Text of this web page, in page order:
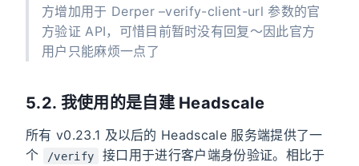
方增加用于 Derper –verify-client-url 参数的官
方验证 API，可惜目前暂时没有回复～因此官方
用户只能麻烦一点了
5.2. 我使用的是自建 Headscale
所有 v0.23.1 及以后的 Headscale 服务端提供了一
个
/verify
接口用于进行客户端身份验证。相比于